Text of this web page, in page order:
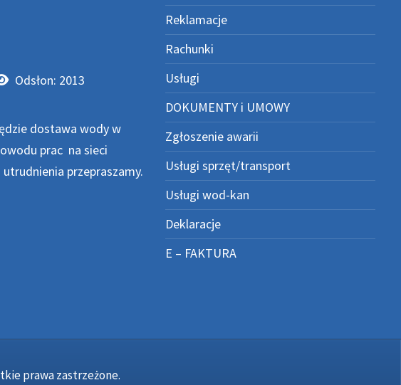
Odsłon: 2013
dostawa wody w
prac na sieci
przepraszamy.
Reklamacje
Rachunki
Usługi
DOKUMENTY i UMOWY
Zgłoszenie awarii
Usługi sprzęt/transport
Usługi wod-kan
Deklaracje
E – FAKTURA
prawa zastrzeżone.